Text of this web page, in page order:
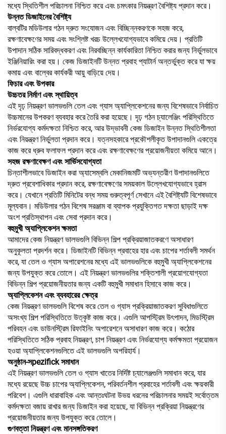
মধ্যে স্থিতিশীল পরিচালনা নিশ্চিত করে এবং চমৎকার নিয়ন্ত্রণ বৈশিষ্ট্য প্রদান করে।
উন্নত ডিজাইনের বৈশিষ্ট্য
বাল্বটির মডিউলার গঠন দ্রুত সংযোজন এবং বিচ্ছিন্নকরণকে সহজ করে,
রক্ষণাবেক্ষণের সময় এবং সংশ্লিষ্ট খরচ উল্লেখযোগ্যভাবে কমিয়ে দেয়। প্রতিটি
উপাদান সঠিক সারিবদ্ধকরণ এবং নিরবচ্ছিন্ন কার্যকারিতা নিশ্চিত করার জন্য নির্ভুলভাবে
ইঞ্জিনিয়ারিং করা হয়। কেজ ডিজাইনটি উন্নত প্রবাহ প্যাটার্ন অন্তর্ভুক্ত করে যা ক্ষয়
কমায় এবং বাল্বের কার্যকরী আয়ু বাড়িয়ে দেয়।
ফিচার এবং উপকার
উচ্চতর নির্মাণ এবং স্থায়িত্ব
এই দৃঢ় নিয়ন্ত্রণ ভালভগুলি তেল এবং গ্যাস অ্যাপ্লিকেশনের জন্য বিশেষভাবে নির্বাচিত
উচ্চমানের উপকরণ ব্যবহার করে তৈরি করা হয়েছে। দৃঢ় গঠন চ্যালেঞ্জিং পরিস্থিতিতে
নির্ভরযোগ্য কর্মদক্ষতা নিশ্চিত করে, আর উদ্ভাবনী কেজ ডিজাইন উন্নত স্থিতিশীলতা
এবং নিয়ন্ত্রণ নির্ভুলতা প্রদান করে। যত্নসহকারে প্রকৌশলীকৃত উপাদানগুলি একত্রে
কাজ করে ধ্রুব ফলাফল প্রদান করে এবং রক্ষণাবেক্ষণের প্রয়োজনীয়তা কমিয়ে আনে।
সহজ রক্ষণাবেক্ষণ এবং সার্ভিসযোগ্যতা
চিন্তাশীলভাবে ডিজাইন করা অ্যাসেম্বলি মেকানিজমটি অভ্যন্তরীণ উপাদানগুলিতে
দ্রুত প্রবেশাধিকার প্রদান করে, রক্ষণাবেক্ষণের সময়কাল উল্লেখযোগ্যভাবে হ্রাস
করে। যেখানে প্রতিটি মিনিটের বন্ধ সময় গুরুত্বপূর্ণ সেখানে এই বৈশিষ্ট্যটি বিশেষভাবে
মূল্যবান। মডিউলার গঠন বিশেষ সরঞ্জাম বা ব্যাপক প্রযুক্তিগত দক্ষতা ছাড়াই দক্ষ
অংশ প্রতিস্থাপন এবং সেবা প্রদান করে।
বহুমুখী অ্যাপ্লিকেশন ক্ষমতা
আমাদের কেজ নিয়ন্ত্রণ ভালভগুলি বিভিন্ন শিল্প প্রক্রিয়াজাতকরণে অসাধারণ
অনুকূলতা প্রদর্শন করে। ডিজাইনটি বিভিন্ন প্রবাহের হার এবং চাপের শর্তাবলী সমর্থন
করে, যা তেল ও গ্যাস অপারেশনের মধ্যে এই ভালভগুলিকে বহুমুখী অ্যাপ্লিকেশনের
জন্য উপযুক্ত করে তোলে। এই নিয়ন্ত্রণ ভালভগুলির শক্তিশালী প্রয়োগযোগ্যতা
বিভিন্ন শিল্প প্রয়োজনীয়তার জন্য একটি বহুমুখী সমাধান হিসাবে কাজ করে।
অ্যাপ্লিকেশন এবং ব্যবহারের ক্ষেত্র
কেজ নিয়ন্ত্রণ ভালভগুলি বিশেষ করে তেল ও গ্যাস প্রক্রিয়াজাতকরণ সুবিধাগুলিতে
অসংখ্য শিল্প পরিস্থিতিতে উত্কৃষ্ট কাজ করে। এগুলি আপস্ট্রিম উৎপাদন, মিডস্ট্রিম
পরিবহন এবং ডাউনস্ট্রিম রিফাইনিং অপারেশনে অসাধারণ কাজ করে। কঠোর
পরিস্থিতিতে সঠিক প্রবাহ নিয়ন্ত্রণ, চাপ নিয়ন্ত্রণ এবং নির্ভরযোগ্য কর্মক্ষমতা প্রয়োজন
হওয়া অ্যাপ্লিকেশনগুলিতে এই ভালভগুলি অপরিহার্য।
অনুষ্ঠান-সpezifick সমাধান
এই নিয়ন্ত্রণ ভালভগুলি তেল ও গ্যাস খাতের নির্দিষ্ট চ্যালেঞ্জগুলি সমাধান করে, যার
মধ্যে রয়েছে উচ্চ চাপের অ্যাপ্লিকেশন, পরিবর্তনশীল প্রবাহের শর্তাবলী এবং ক্ষয়কারী
পরিবেশ। এগুলি ধারাবাহিক এবং আন্তঃঘটনা উভয় ধরনের পরিচালনার সময়ই সর্বোত্তম
কর্মদক্ষতা বজায় রাখার জন্য ডিজাইন করা হয়েছে, যা বিভিন্ন প্রক্রিয়া নিয়ন্ত্রণের
প্রয়োজনীয়তার জন্য উপযুক্ত করে তোলে।
গুণবত্তা নিয়ন্ত্রণ এবং মানসঙ্গতিকরণ